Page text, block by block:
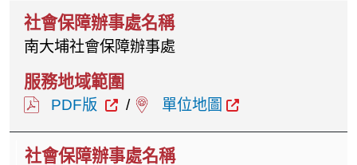
南大埔社會保障辦事處
PDF版 / 單位地圖